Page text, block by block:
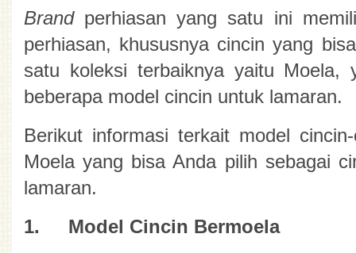
Brand perhiasan yang satu ini
perhiasan, khususnya cincin yang
satu koleksi terbaiknya yaitu Moela,
beberapa model cincin untuk lamaran.
Berikut informasi terkait model
Moela yang bisa Anda pilih sebagai
lamaran.
1.
Model Cincin Bermoela